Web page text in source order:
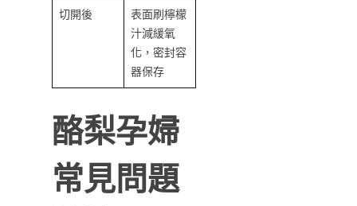
切開後
表面刷檸檬
汁減緩氧
化，密封容
器保存
酪梨孕婦
常見問題